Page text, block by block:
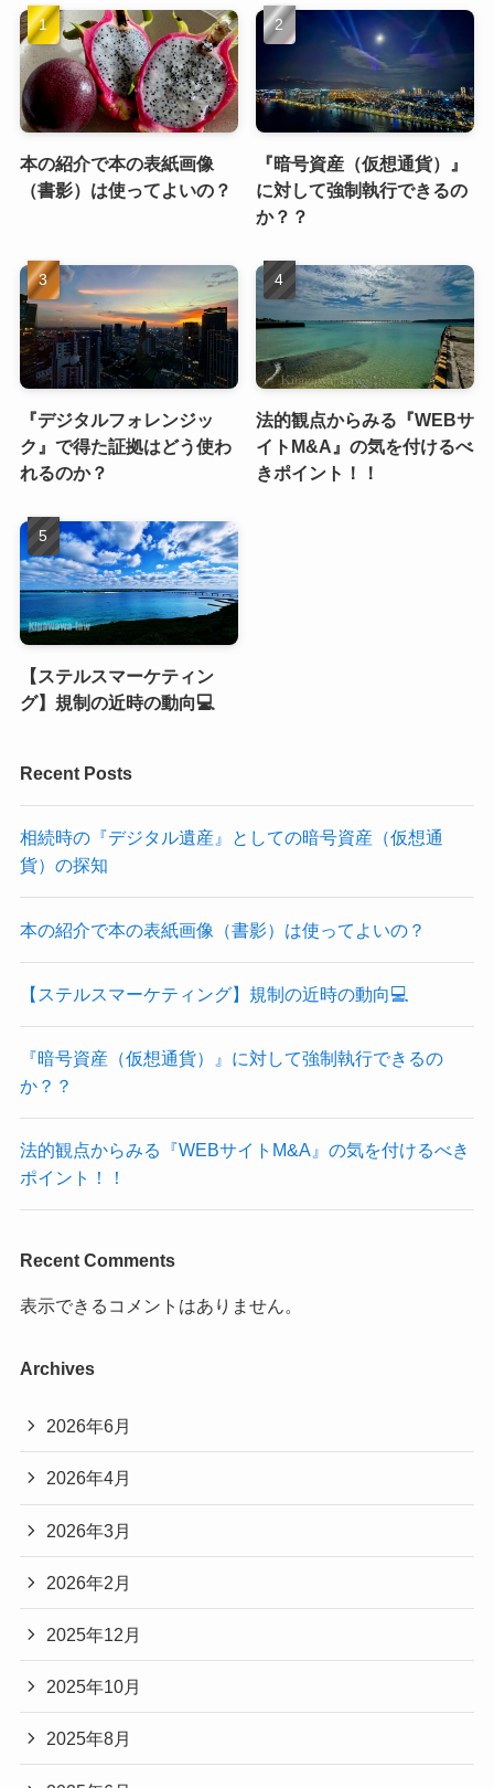
本の紹介で本の表紙画像
（書影）は使ってよいの？
『暗号資産（仮想通貨）』
に対して強制執行できるの
か？？
『デジタルフォレンジッ
ク』で得た証拠はどう使わ
れるのか？
法的観点からみる『WEBサ
イトM&A』の気を付けるべ
きポイント！！
【ステルスマーケティン
グ】規制の近時の動向💻
Recent Posts
相続時の『デジタル遺産』としての暗号資産（仮想通
貨）の探知
本の紹介で本の表紙画像（書影）は使ってよいの？
【ステルスマーケティング】規制の近時の動向💻
『暗号資産（仮想通貨）』に対して強制執行できるの
か？？
法的観点からみる『WEBサイトM&A』の気を付けるべき
ポイント！！
Recent Comments
表示できるコメントはありません。
Archives
2026年6月
2026年4月
2026年3月
2026年2月
2025年12月
2025年10月
2025年8月